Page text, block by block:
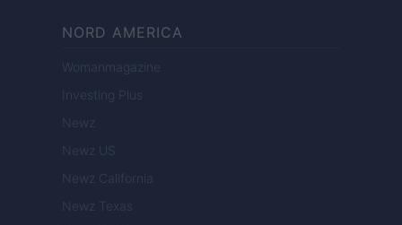
NORD AMERICA
Womanmagazine
Investing Plus
Newz
Newz US
Newz California
Newz Texas